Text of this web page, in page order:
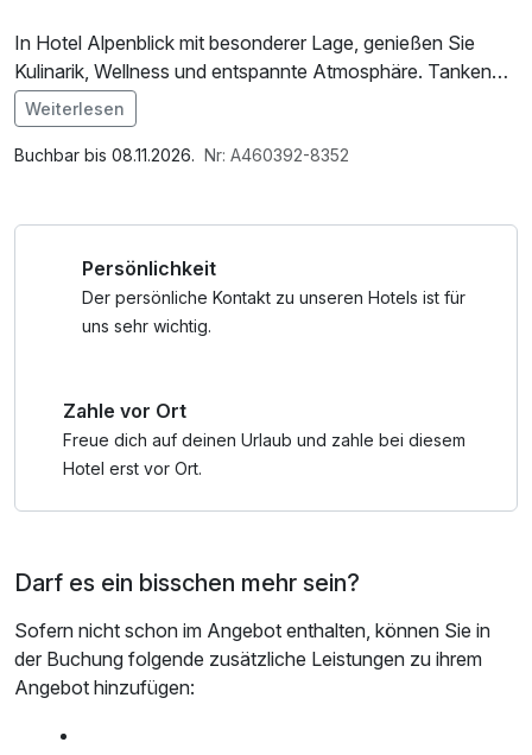
In Hotel Alpenblick mit besonderer Lage, genießen Sie
Kulinarik, Wellness und entspannte Atmosphäre. Tanken
Sie neue Kraft in Bad Gastein.
Das ganzjährig nutzbare Panorama-Bewegungsbad bietet
Im Angebot enthalten
Parkplatz, Nutzung des Wellnessbereichs
Weiterlesen
Buchbar bis 08.11.2026. Nr: A460392-8352
Persönlichkeit
Der persönliche Kontakt zu unseren Hotels ist für
uns sehr wichtig.
Zahle vor Ort
Freue dich auf deinen Urlaub und zahle bei diesem
Hotel erst vor Ort.
Darf es ein bisschen mehr sein?
Sofern nicht schon im Angebot enthalten, können Sie in
der Buchung folgende zusätzliche Leistungen zu ihrem
Angebot hinzufügen: